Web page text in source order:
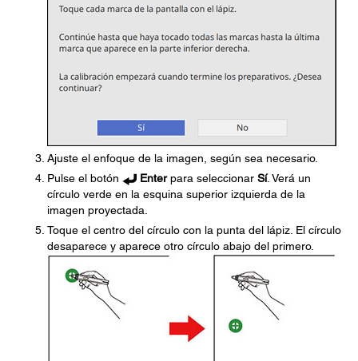
Ajuste el enfoque de la imagen, según sea necesario.
Pulse el botón
Enterpara seleccionar Sí. Verá un
círculo verde en la esquina superior izquierda de la
imagen proyectada.
Toque el centro del círculo con la punta del lápiz. El círculo
desaparece y aparece otro círculo abajo del primero.